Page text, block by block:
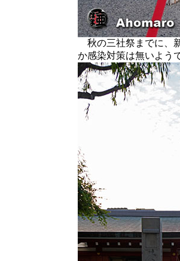
秋の三社祭までに、
か感染対策は無いよう